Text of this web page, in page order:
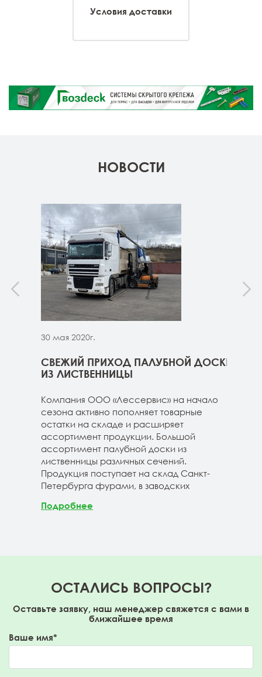
Условия доставки
НОВОСТИ
30 мая 2020г.
СВЕЖИЙ ПРИХОД ПАЛУБНОЙ ДОСКИ
ИЗ ЛИСТВЕННИЦЫ
Компания ООО «Лессервис» на начало
сезона активно пополняет товарные
остатки на складе и расширяет
ассортимент продукции. Большой
ассортимент палубной доски из
лиственницы различных сечений.
Продукция поступает на склад Санкт-
Петербурга фурами, в заводских
Подробнее
ОСТАЛИСЬ ВОПРОСЫ?
Оставьте заявку, наш менеджер свяжется с вами в
ближайшее время
Ваше имя*